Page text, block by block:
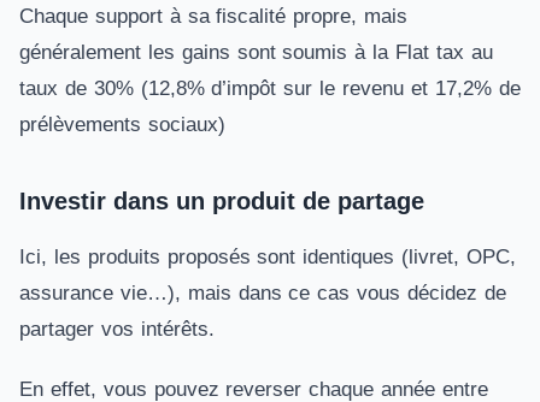
Chaque support à sa fiscalité propre, mais
généralement les gains sont soumis à la Flat tax au
taux de 30% (12,8% d’impôt sur le revenu et 17,2% de
prélèvements sociaux)
Investir dans un produit de partage
Ici, les produits proposés sont identiques (livret, OPC,
assurance vie…), mais dans ce cas vous décidez de
partager vos intérêts.
En effet, vous pouvez reverser chaque année entre